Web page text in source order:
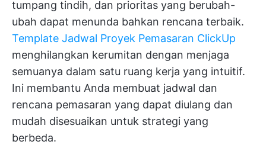
tumpang tindih, dan prioritas yang berubah-
ubah dapat menunda bahkan rencana terbaik.
Template Jadwal Proyek Pemasaran ClickUp
menghilangkan kerumitan dengan menjaga
semuanya dalam satu ruang kerja yang intuitif.
Ini membantu Anda membuat jadwal dan
rencana pemasaran yang dapat diulang dan
mudah disesuaikan untuk strategi yang
berbeda.